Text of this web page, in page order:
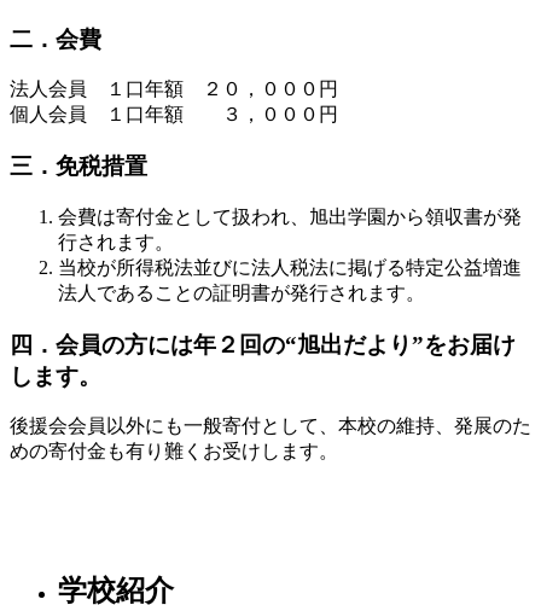
二．会費
法人会員 １口年額 ２０，０００円
個人会員 １口年額 ３，０００円
三．免税措置
会費は寄付金として扱われ、旭出学園から領収書が発
行されます。
当校が所得税法並びに法人税法に掲げる特定公益増進
法人であることの証明書が発行されます。
四．会員の方には年２回の“旭出だより”をお届け
します。
後援会会員以外にも一般寄付として、本校の維持、発展のた
めの寄付金も有り難くお受けします。
学校紹介